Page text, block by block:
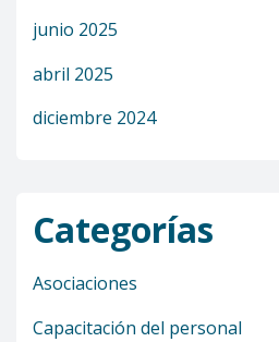
junio 2025
abril 2025
diciembre 2024
Categorías
Asociaciones
Capacitación del personal